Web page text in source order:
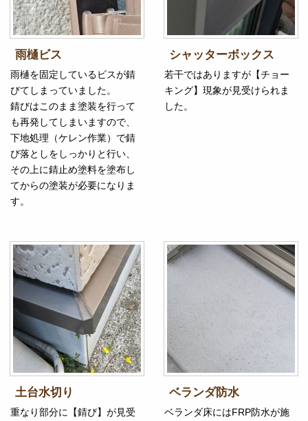
雨樋ビス
雨樋を固定しているビスが錆
びてしまっていました。
錆びはこのまま塗装を行って
も再発してしまいますので、
下地処理（ケレン作業）で錆
び落としをしっかりと行い、
その上に錆止め塗料を塗布し
てからの塗装が必要になりま
す。
シャッターボックス
若干ではありますが【チョー
キング】現象が見受けられま
した。
土台水切り
重なり部分に【錆び】が見受
ベランダ防水
ベランダ床にはFRP防水が施